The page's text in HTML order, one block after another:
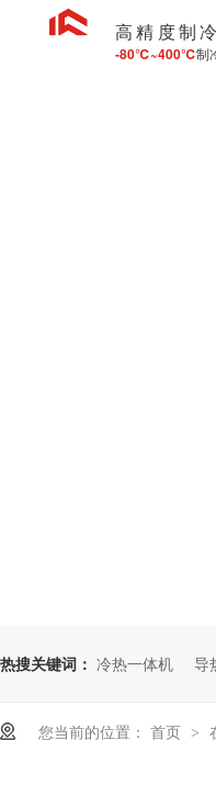
高精度制
-80℃~400℃制
热搜关键词： 冷热一体机 导
您当前的位置： 首页 >